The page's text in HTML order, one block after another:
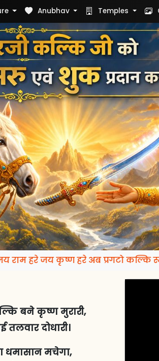
Anubhav Temples
हरे जय कृष्ण हरे अब प्रगटो कल्कि रूप
बने कृष्ण मुरारी,
तलवार दोधारी।
धमासान मचेगा,